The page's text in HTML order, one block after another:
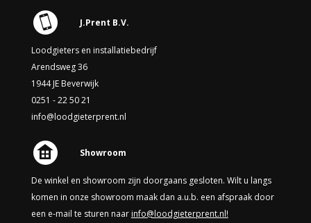
J.Prent B.V.
Loodgieters en installatiebedrijf
Arendsweg 36
1944 JE Beverwijk
0251 - 22 50 21
info@loodgieterprent.nl
Showroom
De winkel en showroom zijn doorgaans gesloten. Wilt u langs
komen in onze showroom maak dan a.u.b. een afspraak door
een e-mail te sturen naar info@loodgieterprent.nl!